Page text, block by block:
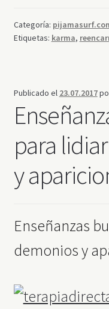
Categoría:
Etiquetas: karma,
Publicado el 23.07.2017
para
y
Enseñanzas
demonios y